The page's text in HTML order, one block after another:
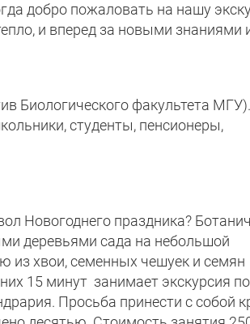
добро пожаловать на нашу
и вперед за новыми знаниями
Биологического факультета МГУ).
студенты, пенсионеры,
Новогоднего праздника?
деревьями сада на небольшой
из хвои, семенных чешуек и семян
15 минут занимает экскурсия
Просьба принести с собой